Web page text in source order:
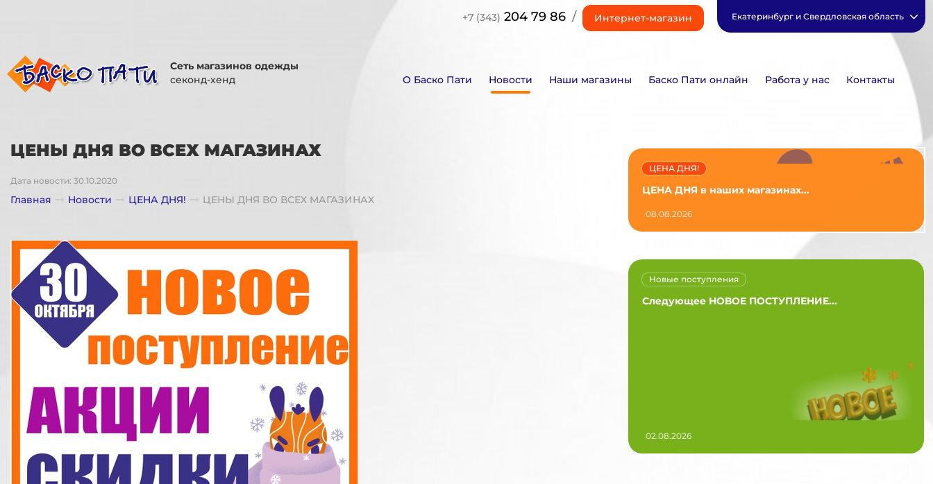
+7 (343) 204 79 86 / Интернет-магазин Екатеринбург и Свердловская область
Сеть магазинов одежды
секонд-хенд
О Баско Пати Новости Наши магазины Баско Пати онлайн Работа у нас Контакты
ЦЕНЫ ДНЯ ВО ВСЕХ МАГАЗИНАХ
Дата новости: 30.10.2020
Главная Новости ЦЕНА ДНЯ! ЦЕНЫ ДНЯ ВО ВСЕХ МАГАЗИНАХ
ЦЕНА ДНЯ в наших магазинах...
ЦЕНА ДНЯ!
08.08.2026
Следующее НОВОЕ ПОСТУПЛЕНИЕ...
Новые поступления
02.08.2026